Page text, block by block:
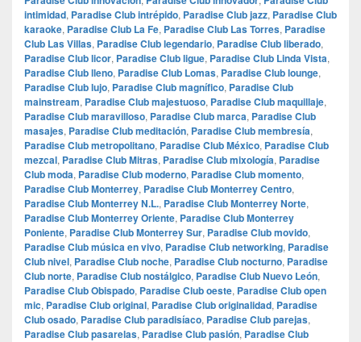
intimidad, Paradise Club intrépido, Paradise Club jazz, Paradise Club
karaoke, Paradise Club La Fe, Paradise Club Las Torres, Paradise
Club Las Villas, Paradise Club legendario, Paradise Club liberado,
Paradise Club licor, Paradise Club ligue, Paradise Club Linda Vista,
Paradise Club lleno, Paradise Club Lomas, Paradise Club lounge,
Paradise Club lujo, Paradise Club magnífico, Paradise Club
mainstream, Paradise Club majestuoso, Paradise Club maquillaje,
Paradise Club maravilloso, Paradise Club marca, Paradise Club
masajes, Paradise Club meditación, Paradise Club membresía,
Paradise Club metropolitano, Paradise Club México, Paradise Club
mezcal, Paradise Club Mitras, Paradise Club mixología, Paradise
Club moda, Paradise Club moderno, Paradise Club momento,
Paradise Club Monterrey, Paradise Club Monterrey Centro,
Paradise Club Monterrey N.L., Paradise Club Monterrey Norte,
Paradise Club Monterrey Oriente, Paradise Club Monterrey
Poniente, Paradise Club Monterrey Sur, Paradise Club movido,
Paradise Club música en vivo, Paradise Club networking, Paradise
Club nivel, Paradise Club noche, Paradise Club nocturno, Paradise
Club norte, Paradise Club nostálgico, Paradise Club Nuevo León,
Paradise Club Obispado, Paradise Club oeste, Paradise Club open
mic, Paradise Club original, Paradise Club originalidad, Paradise
Club osado, Paradise Club paradisíaco, Paradise Club parejas,
Paradise Club pasarelas, Paradise Club pasión, Paradise Club